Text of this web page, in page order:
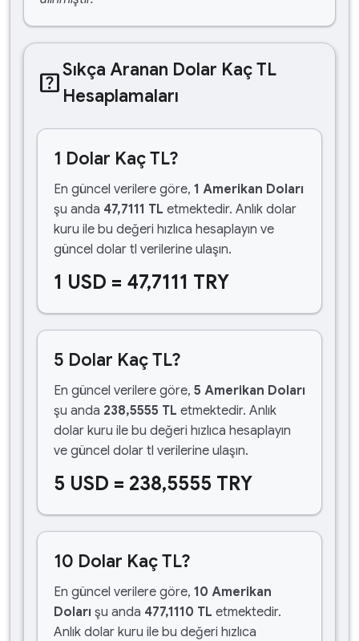
help_centerSıkça Aranan Dolar Kaç TL
Hesaplamaları
1 Dolar Kaç TL?
En güncel verilere göre, 1 Amerikan Doları
şu anda 47,7111 TL etmektedir. Anlık dolar
kuru ile bu değeri hızlıca hesaplayın ve
güncel dolar tl verilerine ulaşın.
1 USD = 47,7111 TRY
5 Dolar Kaç TL?
En güncel verilere göre, 5 Amerikan Doları
şu anda 238,5555 TL etmektedir. Anlık
dolar kuru ile bu değeri hızlıca hesaplayın
ve güncel dolar tl verilerine ulaşın.
5 USD = 238,5555 TRY
10 Dolar Kaç TL?
En güncel verilere göre, 10 Amerikan
Doları şu anda 477,1110 TL etmektedir.
Anlık dolar kuru ile bu değeri hızlıca